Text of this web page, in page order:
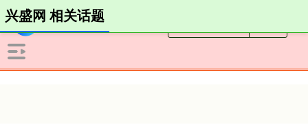
兴盛网 相关话题